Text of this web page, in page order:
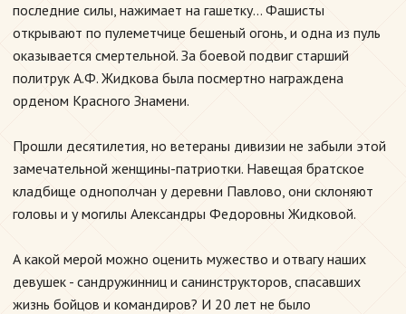
последние силы, нажимает на гашетку... Фашисты
открывают по пулеметчице бешеный огонь, и одна из пуль
оказывается смертельной. За боевой подвиг старший
политрук А.Ф. Жидкова была посмертно награждена
орденом Красного Знамени.
Прошли десятилетия, но ветераны дивизии не забыли этой
замечательной женщины-патриотки. Навещая братское
кладбище однополчан у деревни Павлово, они склоняют
головы и у могилы Александры Федоровны Жидковой.
А какой мерой можно оценить мужество и отвагу наших
девушек - сандружинниц и санинструкторов, спасавших
жизнь бойцов и командиров? И 20 лет не было